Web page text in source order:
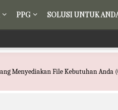
PPG SOLUSI UNTUK
Menyediakan File Kebutuhan Anda